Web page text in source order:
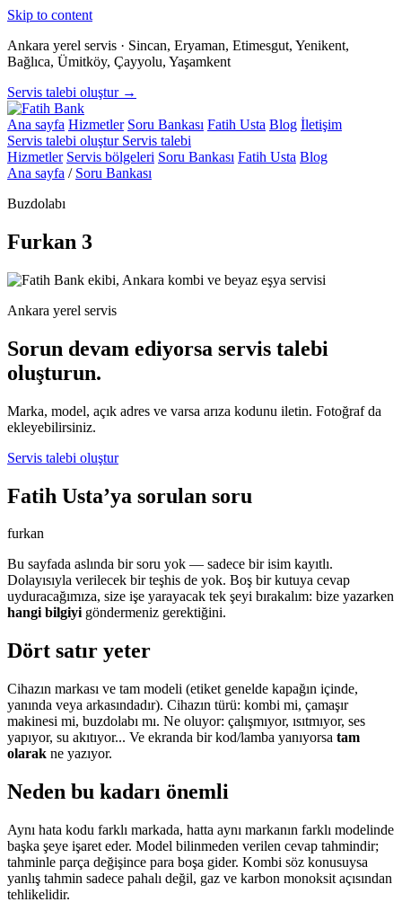
Skip to content
Ankara yerel servis · Sincan, Eryaman, Etimesgut, Yenikent,
Bağlıca, Ümitköy, Çayyolu, Yaşamkent
Servis talebi oluştur →
Ana sayfa Hizmetler Soru Bankası Fatih Usta Blog İletişim
Servis talebi oluştur Servis talebi
Hizmetler Servis bölgeleri Soru Bankası Fatih Usta Blog
Ana sayfa / Soru Bankası
Buzdolabı
Furkan 3
Ankara yerel servis
Sorun devam ediyorsa servis talebi
oluşturun.
Marka, model, açık adres ve varsa arıza kodunu iletin. Fotoğraf da
ekleyebilirsiniz.
Servis talebi oluştur
Fatih Usta’ya sorulan soru
furkan
Bu sayfada aslında bir soru yok — sadece bir isim kayıtlı.
Dolayısıyla verilecek bir teşhis de yok. Boş bir kutuya cevap
uyduracağımıza, size işe yarayacak tek şeyi bırakalım: bize yazarken
hangi bilgiyigöndermeniz gerektiğini.
Dört satır yeter
Cihazın markası ve tam modeli (etiket genelde kapağın içinde,
yanında veya arkasındadır). Cihazın türü: kombi mi, çamaşır
makinesi mi, buzdolabı mı. Ne oluyor: çalışmıyor, ısıtmıyor, ses
yapıyor, su akıtıyor... Ve ekranda bir kod/lamba yanıyorsa tam
olarak ne yazıyor.
Neden bu kadarı önemli
Aynı hata kodu farklı markada, hatta aynı markanın farklı modelinde
başka şeye işaret eder. Model bilinmeden verilen cevap tahmindir;
tahminle parça değişince para boşa gider. Kombi söz konusuysa
yanlış tahmin sadece pahalı değil, gaz ve karbon monoksit açısından
tehlikelidir.